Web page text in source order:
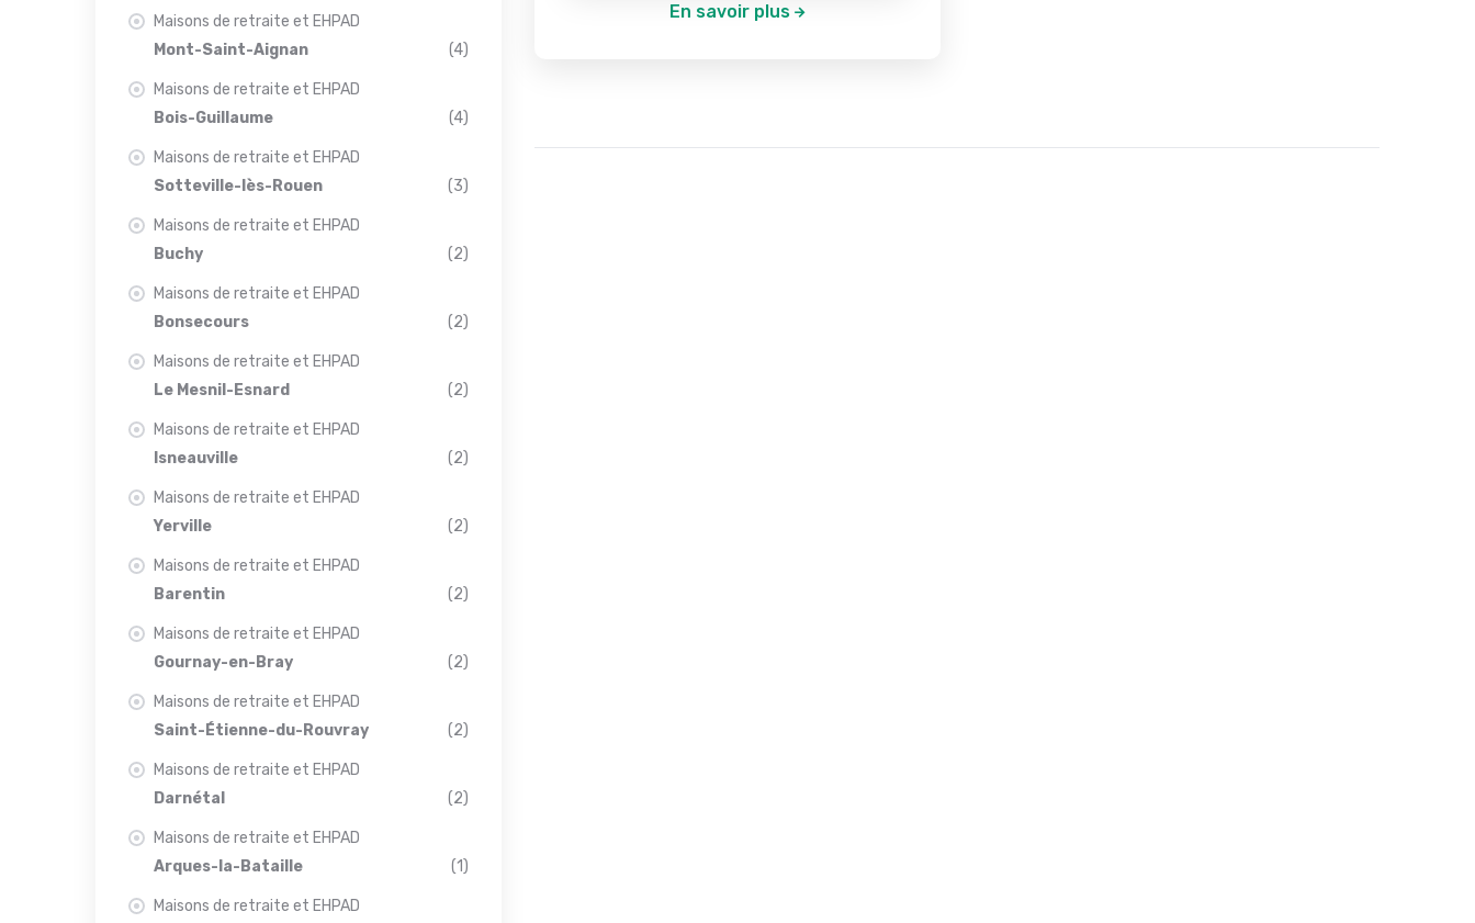
En savoir plus
Maisons de retraite et EHPAD
Mont-Saint-Aignan
(4)
Maisons de retraite et EHPAD
Bois-Guillaume
(4)
Maisons de retraite et EHPAD
Sotteville-lès-Rouen
(3)
Maisons de retraite et EHPAD
Buchy
(2)
Maisons de retraite et EHPAD
Bonsecours
(2)
Maisons de retraite et EHPAD
Le Mesnil-Esnard
(2)
Maisons de retraite et EHPAD
Isneauville
(2)
Maisons de retraite et EHPAD
Yerville
(2)
Maisons de retraite et EHPAD
Barentin
(2)
Maisons de retraite et EHPAD
Gournay-en-Bray
(2)
Maisons de retraite et EHPAD
Saint-Étienne-du-Rouvray
(2)
Maisons de retraite et EHPAD
Darnétal
(2)
Maisons de retraite et EHPAD
Arques-la-Bataille
(1)
Maisons de retraite et EHPAD